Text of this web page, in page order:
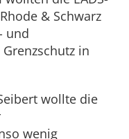
& Schwarz
und
in
wollte die
wenig